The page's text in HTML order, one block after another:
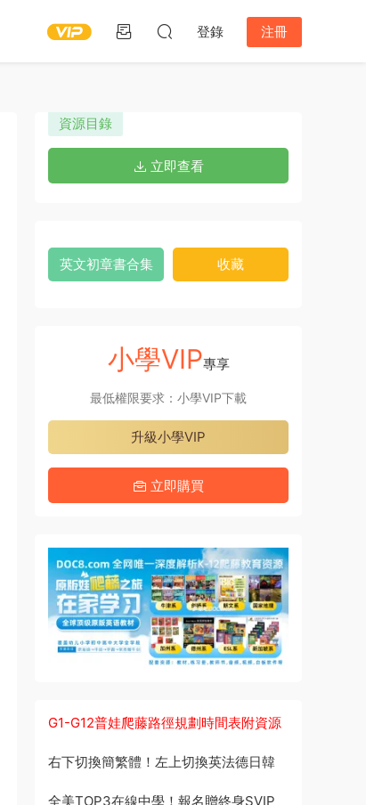
登錄 注冊
資源目錄
立即查看
英文初章書合集 收藏
小學VIP專享
最低權限要求：小學VIP下載
升級小學VIP
立即購買
G1-G12普娃爬藤路徑規劃時間表附資源
右下切換簡繁體！左上切換英法德日韓
全美TOP3在線中學！報名贈終身SVIP